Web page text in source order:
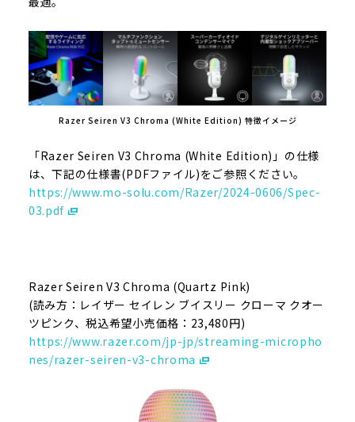
Razer Seiren V3 Chroma (White Edition) 特徴イメージ
「Razer Seiren V3 Chroma (White Edition)」の仕様
は、下記の仕様書(PDFファイル)をご参照ください。
https://www.mo-solu.com/Razer/2024-0606/Spec-
03.pdf
Razer Seiren V3 Chroma (Quartz Pink)
(読み方：レイザー セイレン ブイスリー クローマ クオー
ツピンク、税込希望小売価格：23,480円)
https://www.razer.com/jp-jp/streaming-micropho
nes/razer-seiren-v3-chroma